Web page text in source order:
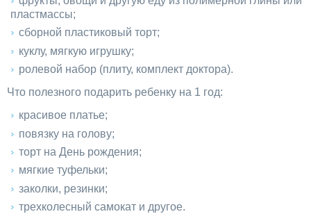
пластмассы;
сборной пластиковый торт;
куклу, мягкую игрушку;
ролевой набор (плиту, комплект доктора).
Что полезного подарить ребенку на 1 год:
красивое платье;
повязку на голову;
торт на День рождения;
мягкие туфельки;
заколки, резинки;
трехколесный самокат и другое.